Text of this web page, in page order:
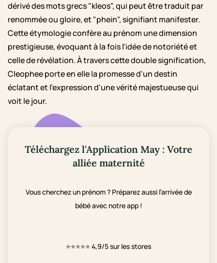
dérivé des mots grecs "kleos", qui peut être traduit par
renommée ou gloire, et "phein", signifiant manifester.
Cette étymologie confère au prénom une dimension
prestigieuse, évoquant à la fois l'idée de notoriété et
celle de révélation. À travers cette double signification,
Cleophee porte en elle la promesse d'un destin
éclatant et l'expression d'une vérité majestueuse qui
voit le jour.
Téléchargez l'Application May : Votre
alliée maternité
Vous cherchez un prénom ? Préparez aussi l’arrivée de
bébé avec notre app !
⭐⭐⭐⭐⭐ 4,9/5 sur les stores